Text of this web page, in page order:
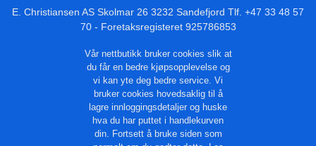
E. Christiansen AS Skolmar 26 3232 Sandefjord Tlf. +47 33 48 57
70- Foretaksregisteret 925786853
Vår nettbutikk bruker cookies slik at
du får en bedre kjøpsopplevelse og
vi kan yte deg bedre service. Vi
bruker cookies hovedsaklig til å
lagre innloggingsdetaljer og huske
hva du har puttet i handlekurven
din. Fortsett å bruke siden som